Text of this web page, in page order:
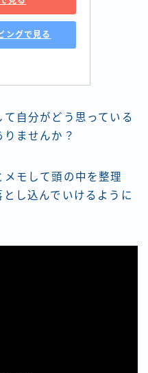
ングで見る
自分がどう思っている
ませんか？
モして頭の中を整理
し込んでいけるように